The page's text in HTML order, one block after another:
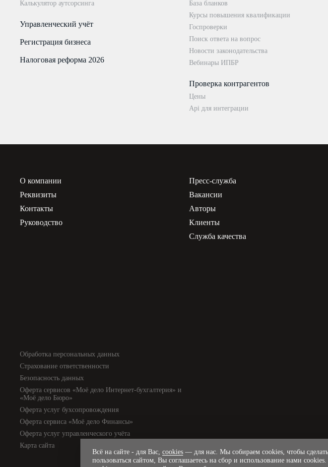
Калькулятор аутсорсинга
Управленческий учёт
Регистрация бизнеса
Налоговая реформа 2026
База бланков
Курсы повышения квалификации
Госпроверки
Поиск ответа на вопрос
Новости законодательства
Вебинары ИПБР
Проверка контрагентов
Цены
Api для интеграции
О компании
Реквизиты
Контакты
Руководство
Пресс-служба
Вакансии
Авторы
Клиенты
Служба качества
Обработка персональных данных
Страхование ответственности
Безопасность данных
Оферта сервисов «Моё дело Интернет-бухгалтерия» и
«Моё дело Бюро»
Оферта услуг бухсопровождения
Оферта сервиса «Моё дело Финансы»
Оферта услуг управленческого учёта
Карта сайта
Всё на сайте - для Вас, cookies — для нас. Мы собираем cookies, чтобы
пользоваться сайтом, Вы соглашаетесь на сбор и использование нами